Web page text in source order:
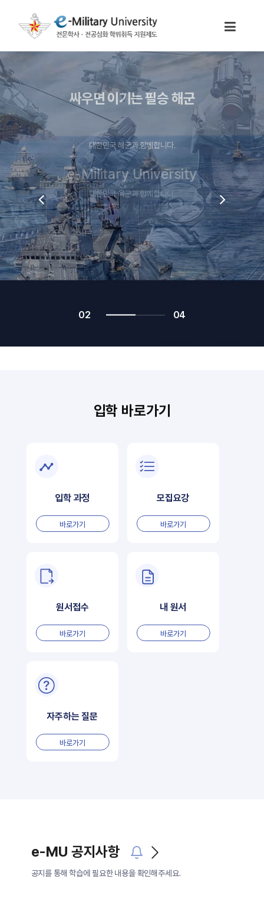
대한민국 육군과 함께합니다.
e-Military University
싸우면 이기는 필승 해군
대한민국 해군과 함께합니다.
e-Military University
02 04
입학 바로가기
입학 과정
바로가기
모집요강
바로가기
원서접수
바로가기
내 원서
바로가기
자주하는 질문
바로가기
e-MU 공지사항
공지를 통해 학습에 필요한 내용을 확인해주세요.